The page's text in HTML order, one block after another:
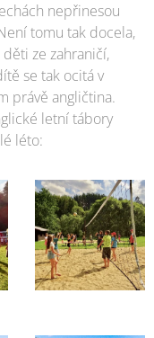
nepřinesou
tomu tak docela,
ze zahraničí,
se tak ocitá v
právě angličtina.
letní tábory
léto: